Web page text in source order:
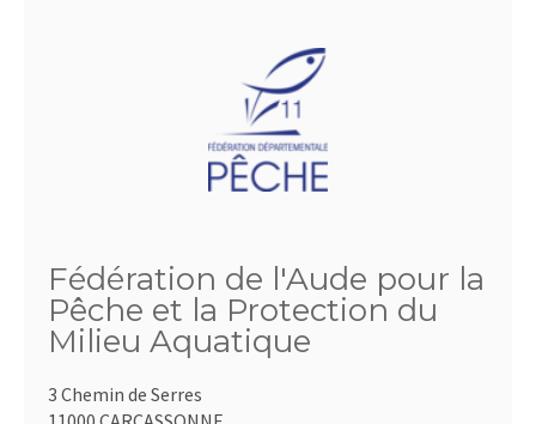
Fédération de l'Aude pour la
Pêche et la Protection du
Milieu Aquatique
3 Chemin de Serres